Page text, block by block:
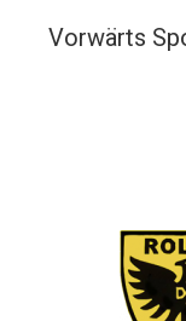
Vorwärts